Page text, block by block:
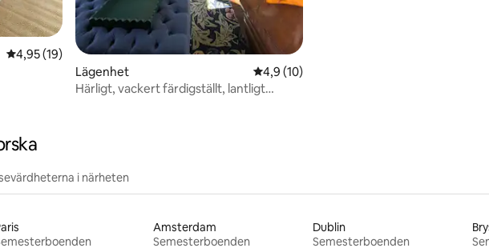
4,95 av 5 i genomsnittligt betyg, 19 omdömen
4,95 (19)
Lägenhet 4,9 av 5 i genomsnittligt betyg, 10
4,9 (10)
Härligt, vackert färdigställt, lantligt
i närheten
Amsterdam
Semesterboenden
Dublin
Semesterboenden